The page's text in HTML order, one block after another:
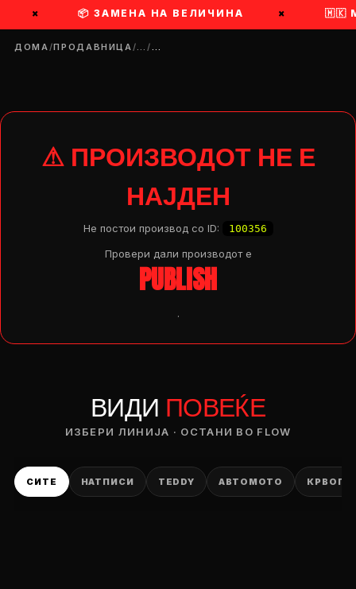
× 📦 ЗАМЕНА НА ВЕЛИЧИНА × 🇲🇰
ДОМА/ПРОДАВНИЦА/…/…
⚠ ПРОИЗВОДОТ НЕ Е
НАЈДЕН
Не постои производ со ID: 100356
Провери дали производот e
PUBLISH
.
ВИДИ ПОВЕЌЕ
ИЗБЕРИ ЛИНИЈА · ОСТАНИ ВО FLOW
СИТЕ НАТПИСИ TEDDY АВТОМОТО